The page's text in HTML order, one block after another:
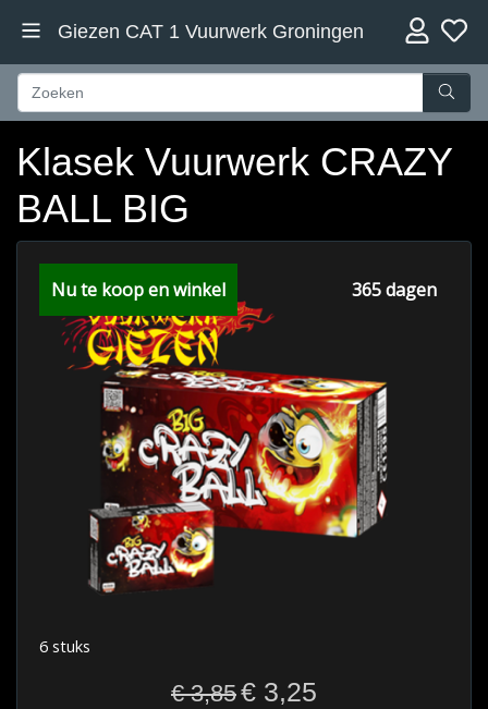
Giezen CAT 1 Vuurwerk Groningen
Klasek Vuurwerk CRAZY
BALL BIG
Nu te koop en winkel 365 dagen
6 stuks
€ 3,85€ 3,25